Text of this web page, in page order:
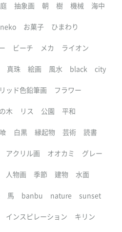
庭 抽象画 朝 樹 機械 海中
neko お菓子 ひまわり
ビーチ メカ ライオン
真珠 絵画 風水 black city
ッド色鉛筆画 フラワー
木 リス 公園 平和
白黒 縁起物 芸術 読書
アクリル画 オオカミ グレー
人物画 季節 建物 水面
馬 banbu nature sunset
インスピレーション キリン